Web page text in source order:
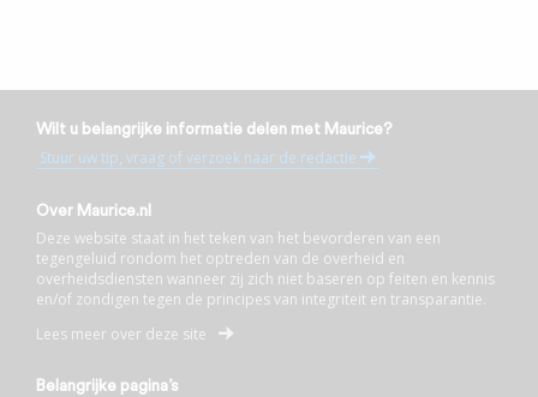
Wilt u belangrijke informatie delen met Maurice?
Stuur uw tip, vraag of verzoek naar de redactie
Over Maurice.nl
Deze website staat in het teken van het bevorderen van een
tegengeluid rondom het optreden van de overheid en
overheidsdiensten wanneer zij zich niet baseren op feiten en kennis
en/of zondigen tegen de principes van integriteit en transparantie.
Lees meer over deze site
Belangrijke pagina’s